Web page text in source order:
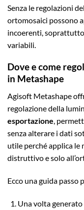
Senza le regolazioni
ortomosaici possono
incoerenti,
variabili.
Dove e come
in Metashape
Agisoft Metashape
regolazione della
esportazione,
senza alterare i dati
utile perché applica
distruttivo e solo
Ecco una guida passo
Una volta generato